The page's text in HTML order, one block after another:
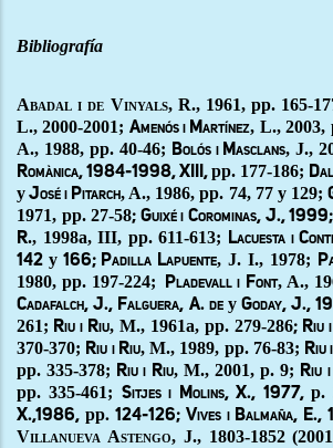
Bibliografía
Abadal i de Vinyals, R., 1961, pp. 165-
L., 2000-2001; Amenós i Martínez, L., 2003,
A., 1988, pp. 40-46; Bolós i Masclans, J.,
Romànica, 1984-1998, XIII,pp. 177-186;
yJosé i Pitarch, A., 1986, pp. 74, 77 y 129;
1971, pp. 27-58; Guixé i Corominas, J.,
R., 1998a, III, pp. 611-613; Lacuesta i
142 y166; Padilla Lapuente, J. I., 1978;
1980, pp. 197-224;
Pladevall i Font, A.,
Cadafalch, J., Falguera, A. de yGoday, J.,
261; Riu i Riu, M., 1961a, pp. 279-286; Riu
370-370; Riu i Riu, M., 1989, pp. 76-83; Riu
pp. 335-378; Riu i Riu, M., 2001, p. 9; Riu
pp. 335-461; Sitjes i Molins, X., 1977,p.
X.,1986, pp. 124-126; Vives i Balmaña,
Villanueva Astengo, J., 1803-1852